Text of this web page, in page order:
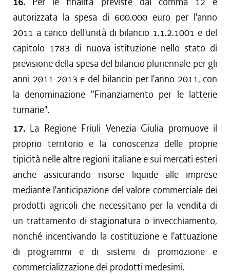
autorizzata la spesa di 600.000 euro per l'anno
2011 a carico dell'unità di bilancio 1.1.2.1001 e del
capitolo 1783 di nuova istituzione nello stato di
previsione della spesa del bilancio pluriennale per gli
anni 2011-2013 e del bilancio per l'anno 2011, con
la denominazione "Finanziamento per le latterie
turnarie".
17. La Regione Friuli Venezia Giulia promuove il
proprio territorio e la conoscenza delle proprie
tipicità nelle altre regioni italiane e sui mercati esteri
anche assicurando risorse liquide alle imprese
mediante l'anticipazione del valore commerciale dei
prodotti agricoli che necessitano per la vendita di
un trattamento di stagionatura o invecchiamento,
nonché incentivando la costituzione e l'attuazione
di programmi e di sistemi di promozione e
commercializzazione dei prodotti medesimi.